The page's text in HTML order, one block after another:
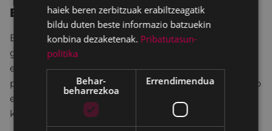
Ecoembesi buruz
Ecoembes (www.ecoembes.com) irabazi-asmorik
gabeko erakunde bat da, plastikozko ontziak, latak
eta brikak (edukiontzi horia) eta kartoi eta
paperezko bilgarriak (eduki urdina) berreskuratzeko
eta birziklatzeko prozesua Espainia osoan
kudeatzen duena.
haiek beren zerbitzuak erabiltzeagatik
bildu duten beste informazio batzuekin
konbina dezaketenak. Pribatutasun-
politika
Behar-
beharrezkoa
Errendimendua